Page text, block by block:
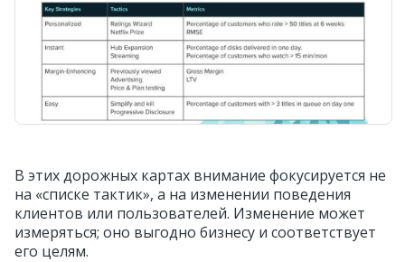
В этих дорожных картах внимание фокусируется не
на «списке тактик», а на изменении поведения
клиентов или пользователей. Изменение может
измеряться; оно выгодно бизнесу и соответствует
его целям.